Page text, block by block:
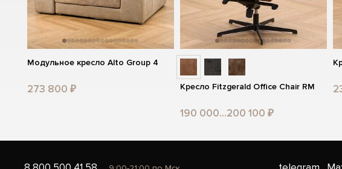
Модульное кресло Alto Group 4
273 800 ₽ Кресло Fitzgerald Office Chair RM
190 000...200 100 ₽